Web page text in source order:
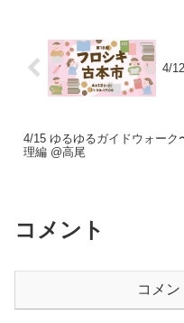
4/
4/15 ゆるゆるガイドウォーク
理編 @高尾
コメント
コメ